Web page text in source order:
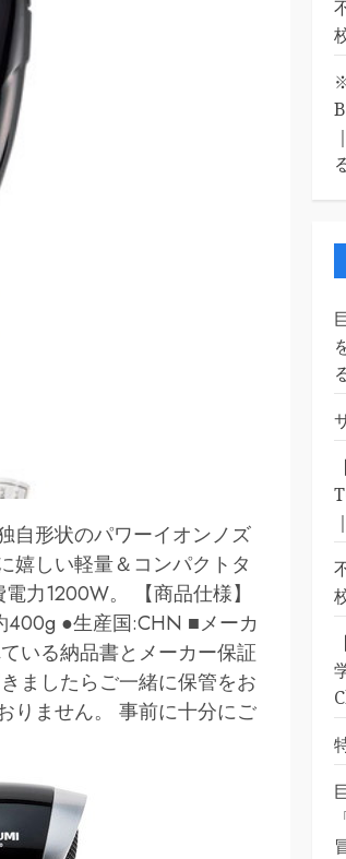
自形状のパワーイオンノズ
嬉しい軽量＆コンパクトタ
力1200W。 【商品仕様】
400g ●生産国:CHN ■メーカ
いる納品書とメーカー保証
ましたらご一緒に保管をお
りません。 事前に十分にご